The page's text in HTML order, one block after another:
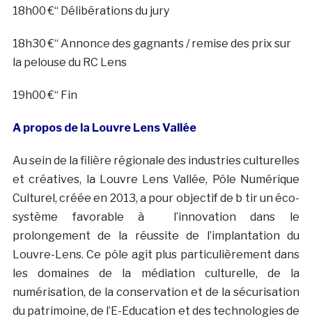
18h00 €“ Délibérations du jury
18h30 €“ Annonce des gagnants / remise des prix sur
la pelouse du RC Lens
19h00 €“ Fin
A propos de la Louvre Lens Vallée
Au sein de la filière régionale des industries culturelles
et créatives, la Louvre Lens Vallée, Pôle Numérique
Culturel, créée en 2013, a pour objectif de b tir un éco-
système favorable à l’innovation dans le
prolongement de la réussite de l’implantation du
Louvre-Lens. Ce pôle agit plus particulièrement dans
les domaines de la médiation culturelle, de la
numérisation, de la conservation et de la sécurisation
du patrimoine, de l’E-Education et des technologies de